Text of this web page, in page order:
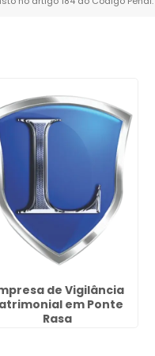
de Vigilância
em Ponte
Rasa